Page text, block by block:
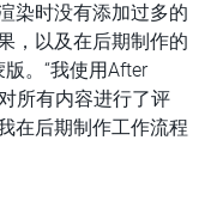
染时没有添加过多的
，以及在后期制作的
。“我使用After
所有内容进行了评
在后期制作工作流程